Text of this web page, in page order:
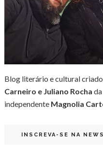
Blog literário e cultural
Carneiro e Juliano Rocha
independente Magnolia
INSCREVA-SE NA